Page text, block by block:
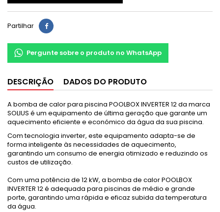
Partilhar
Pergunte sobre o produto no WhatsApp
DESCRIÇÃO DADOS DO PRODUTO
A bomba de calor para piscina POOLBOX INVERTER 12 da marca
SOLIUS é um equipamento de última geração que garante um
aquecimento eficiente e económico da água da sua piscina.
Com tecnologia inverter, este equipamento adapta-se de
forma inteligente às necessidades de aquecimento,
garantindo um consumo de energia otimizado e reduzindo os
custos de utilização.
Com uma potência de 12 kW, a bomba de calor POOLBOX
INVERTER 12 é adequada para piscinas de médio e grande
porte, garantindo uma rápida e eficaz subida da temperatura
da água.